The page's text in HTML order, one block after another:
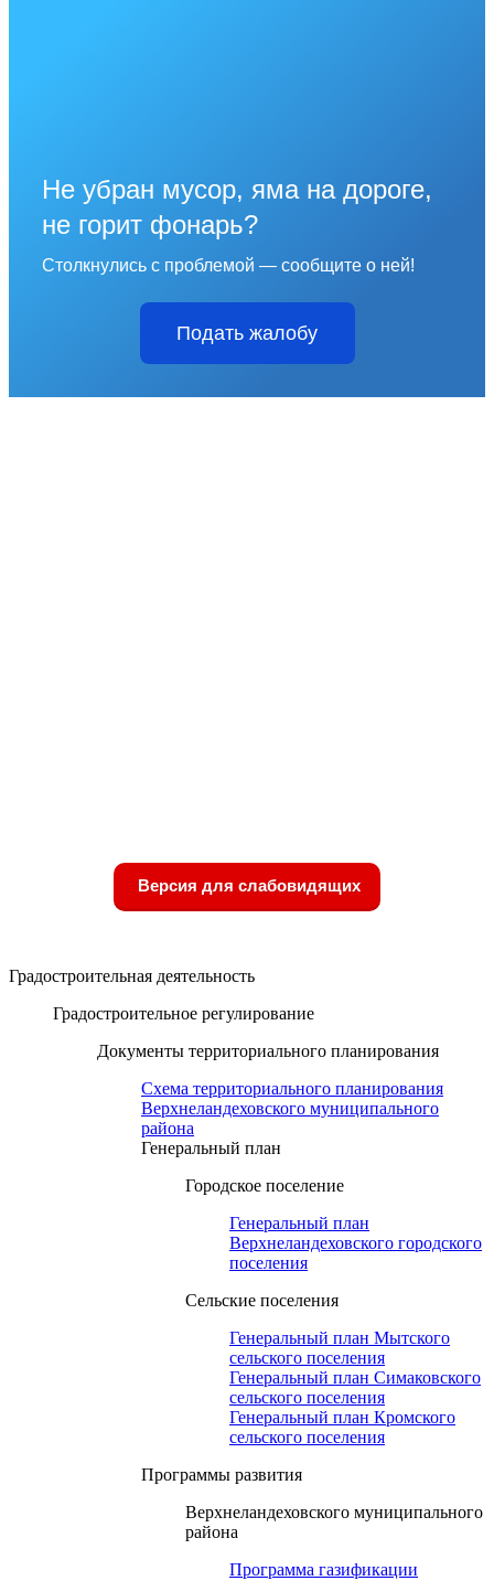
Не убран мусор, яма на дороге,
не горит фонарь?
Столкнулись с проблемой — сообщите о ней!
Подать жалобу
Версия для слабовидящих
Градостроительная деятельность
Градостроительное регулирование
Документы территориального планирования
Схема территориального планирования
Верхнеландеховского муниципального
района
Генеральный план
Городское поселение
Генеральный план
Верхнеландеховского городского
поселения
Сельские поселения
Генеральный план Мытского
сельского поселения
Генеральный план Симаковского
сельского поселения
Генеральный план Кромского
сельского поселения
Программы развития
Верхнеландеховского муниципального
района
Программа газификации